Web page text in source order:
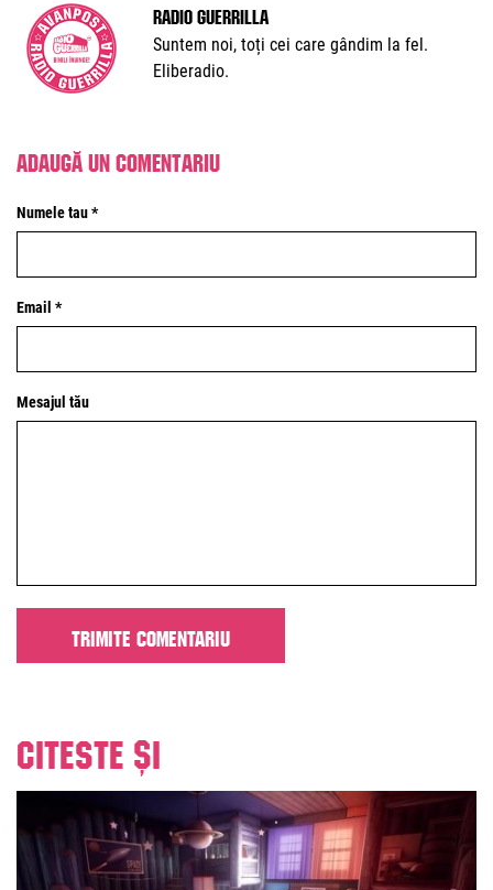
Radio Guerrilla
Suntem noi, toți cei care gândim la fel.
Eliberadio.
Adaugă un comentariu
Numele tau *
Email *
Mesajul tău
Citeste și